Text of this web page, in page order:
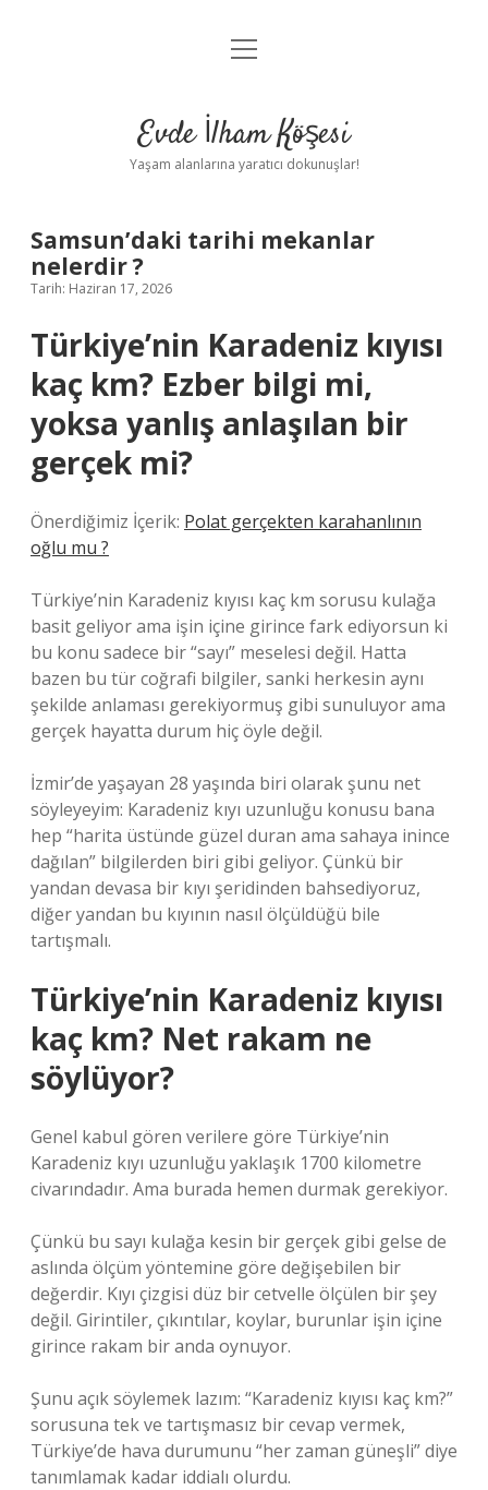
Anasayfa
Yasal Uyarı
menüyü
Evde İlham Köşesi
Yaşam alanlarına yaratıcı dokunuşlar!
Samsun’daki tarihi mekanlar
nelerdir ?
Tarih: Haziran 17, 2026
Türkiye’nin Karadeniz kıyısı
kaç km? Ezber bilgi mi,
yoksa yanlış anlaşılan bir
gerçek mi?
Önerdiğimiz İçerik: Polat gerçekten karahanlının
oğlu mu ?
Türkiye’nin Karadeniz kıyısı kaç km sorusu kulağa
basit geliyor ama işin içine girince fark ediyorsun ki
bu konu sadece bir “sayı” meselesi değil. Hatta
bazen bu tür coğrafi bilgiler, sanki herkesin aynı
şekilde anlaması gerekiyormuş gibi sunuluyor ama
gerçek hayatta durum hiç öyle değil.
İzmir’de yaşayan 28 yaşında biri olarak şunu net
söyleyeyim: Karadeniz kıyı uzunluğu konusu bana
hep “harita üstünde güzel duran ama sahaya inince
dağılan” bilgilerden biri gibi geliyor. Çünkü bir
yandan devasa bir kıyı şeridinden bahsediyoruz,
diğer yandan bu kıyının nasıl ölçüldüğü bile
tartışmalı.
Türkiye’nin Karadeniz kıyısı
kaç km? Net rakam ne
söylüyor?
Genel kabul gören verilere göre Türkiye’nin
Karadeniz kıyı uzunluğu yaklaşık 1700 kilometre
civarındadır. Ama burada hemen durmak gerekiyor.
Çünkü bu sayı kulağa kesin bir gerçek gibi gelse de
aslında ölçüm yöntemine göre değişebilen bir
değerdir. Kıyı çizgisi düz bir cetvelle ölçülen bir şey
değil. Girintiler, çıkıntılar, koylar, burunlar işin içine
girince rakam bir anda oynuyor.
Şunu açık söylemek lazım: “Karadeniz kıyısı kaç km?”
sorusuna tek ve tartışmasız bir cevap vermek,
Türkiye’de hava durumunu “her zaman güneşli” diye
tanımlamak kadar iddialı olurdu.